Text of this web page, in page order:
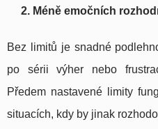
2. Méně emočních
Bez limitů je snadné
po sérii výher nebo
Předem nastavené limity
situacích, kdy by jinak